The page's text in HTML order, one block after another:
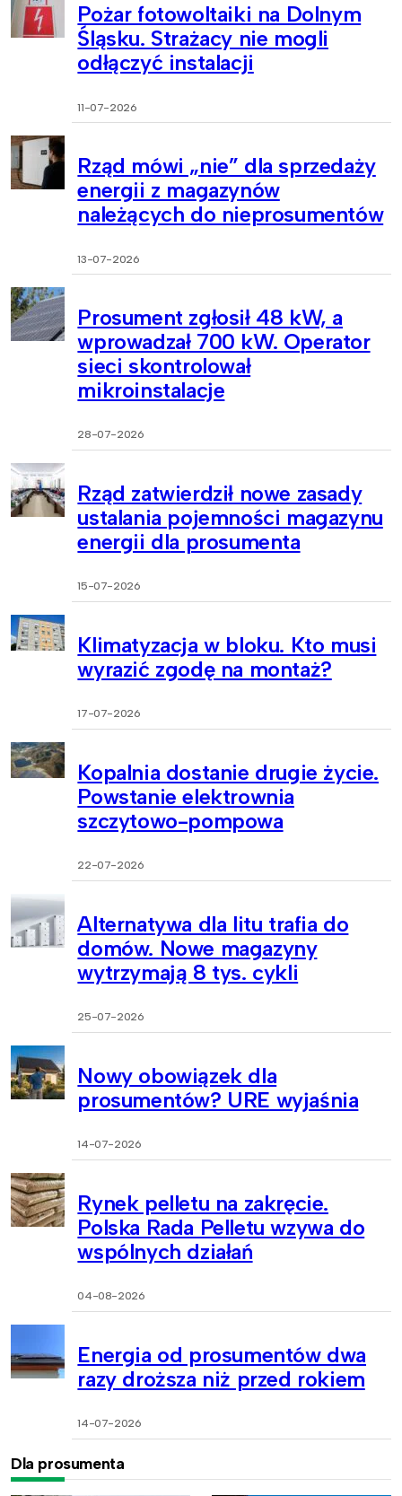
Pożar fotowoltaiki na Dolnym
Śląsku. Strażacy nie mogli
odłączyć instalacji
11-07-2026
Rząd mówi „nie” dla sprzedaży
energii z magazynów
należących do nieprosumentów
13-07-2026
Prosument zgłosił 48 kW, a
wprowadzał 700 kW. Operator
sieci skontrolował
mikroinstalacje
28-07-2026
Rząd zatwierdził nowe zasady
ustalania pojemności magazynu
energii dla prosumenta
15-07-2026
Klimatyzacja w bloku. Kto musi
wyrazić zgodę na montaż?
17-07-2026
Kopalnia dostanie drugie życie.
Powstanie elektrownia
szczytowo-pompowa
22-07-2026
Alternatywa dla litu trafia do
domów. Nowe magazyny
wytrzymają 8 tys. cykli
25-07-2026
Nowy obowiązek dla
prosumentów? URE wyjaśnia
14-07-2026
Rynek pelletu na zakręcie.
Polska Rada Pelletu wzywa do
wspólnych działań
04-08-2026
Energia od prosumentów dwa
razy droższa niż przed rokiem
14-07-2026
Dla prosumenta